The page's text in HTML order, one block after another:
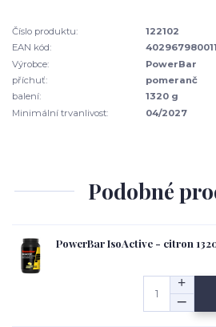
Číslo produktu:
122102
EAN kód:
Výrobce:
PowerBar
příchuť:
pomeranč
balení:
1320 g
Minimální trvanlivost:
04/2027
Podobné
PowerBar IsoActive - citron